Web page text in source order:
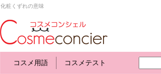
化粧くずれの意味
コスメ用語 コスメテスト